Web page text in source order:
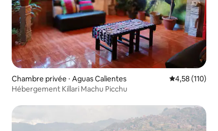
Chambre privée ⋅ Aguas Calientes Évaluation
4,58 (110)
Hébergement Killari Machu Picchu